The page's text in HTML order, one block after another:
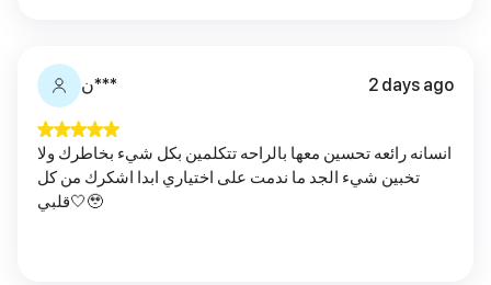
ن*** 2 days ago
انسانه رائعه تحسين معها بالراحه تتكلمين بكل شيء بخاطرك ولا
تخبين شيء الجد ما ندمت على اختياري ابدا اشكرك من كل
قلبي🤍🥹